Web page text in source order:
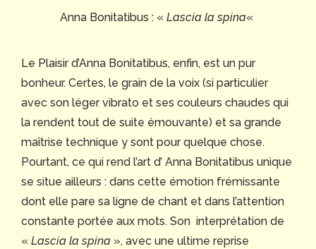
Anna Bonitatibus : « Lascia la spina«
Le Plaisir d’Anna Bonitatibus, enfin, est un pur
bonheur. Certes, le grain de la voix (si particulier
avec son léger vibrato et ses couleurs chaudes qui
la rendent tout de suite émouvante) et sa grande
maîtrise technique y sont pour quelque chose.
Pourtant, ce qui rend l’art d’ Anna Bonitatibus unique
se situe ailleurs : dans cette émotion frémissante
dont elle pare sa ligne de chant et dans l’attention
constante portée aux mots. Son interprétation de
« Lascia la spina », avec une ultime reprise